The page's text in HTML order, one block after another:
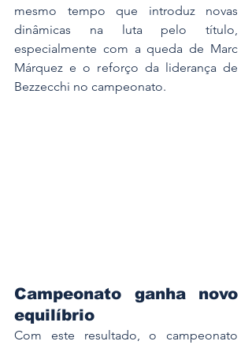
mesmo tempo que introduz novas
dinâmicas na luta pelo título,
especialmente com a queda de Marc
Márquez e o reforço da liderança de
Bezzecchi no campeonato.
Campeonato ganha novo
equilíbrio
Com este resultado, o campeonato